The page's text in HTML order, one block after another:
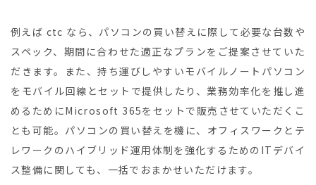
例えば ctc なら、パソコンの買い替えに際して必要な台数や
スペック、期間に合わせた適正なプランをご提案させていた
だきます。また、持ち運びしやすいモバイルノートパソコン
をモバイル回線とセットで提供したり、業務効率化を推し進
めるためにMicrosoft 365をセットで販売させていただくこ
とも可能。パソコンの買い替えを機に、オフィスワークとテ
レワークのハイブリッド運用体制を強化するためのITデバイ
ス整備に関しても、一括でおまかせいただけます。